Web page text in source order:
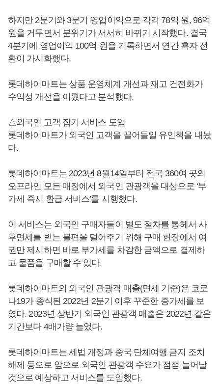
하지만 2분기와 3분기 영업이익으로 각각 78억 원, 96억
원을 거두면서 분위기가 서서히 바뀌기 시작했다. 결국
4분기에 영업이익 100억 원을 기록하면서 연간 흑자 전
환이 가시화했다.
롯데하이마트는 상품 운영체계 개선과 재고 건전화가
수익성 개선을 이뤘다고 분석했다.
△외국인 고객 잡기 서비스 도입
롯데하이마트가 외국인 고객을 끌어들일 유인책을 내놨
다.
롯데하이마트는 2023년 8월14일부터 전국 360여 곳의
오프라인 모든 매장에서 외국인 관광객을 대상으로 ‘부
가세 즉시 환급 서비스’를 시행했다.
이 서비스는 외국인 구매자들이 별도 절차를 통헤서 사
후면세를 받는 불편을 덜어주기 위해 구매 현장에서 여
권만 제시하면 바로 부가세를 차감한 금액으로 결제하
고 물품을 구매할 수 있다.
롯데하이마트의 외국인 관광객 매출(면세 기준)은 코로
나19가 종식된 2022년 2분기 이후 꾸준한 증가세를 보
였다. 2023년 상반기 외국인 관광객 매출은 2022년 같은
기간보다 4배가량 늘었다.
롯데하이마트는 세법 개정과 중국 단체여행 금지 조치
해제 등으로 앞으로 외국인 관광객 수요가 점점 늘어날
것으로 예상하고 서비스를 도입했다.